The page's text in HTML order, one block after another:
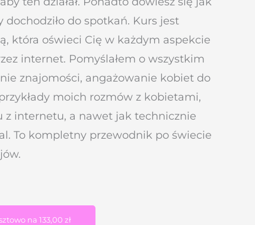
dochodziło do spotkań. Kurs jest
która oświeci Cię w każdym aspekcie
internet. Pomyślałem o wszystkim
znajomości, angażowanie kobiet do
moich rozmów z kobietami,
z internetu, a nawet jak technicznie
To kompletny przewodnik po świecie
na 133,00 zł